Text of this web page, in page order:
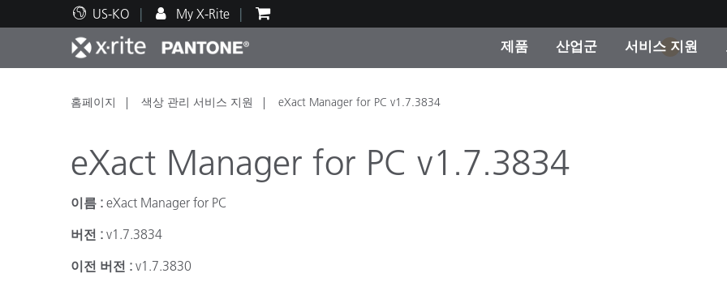
US-KO My X-Rite
제품
주요 제품 제품 카테고리
온라인 스토어
산업군
인쇄 및 패키징
자동차
페인트 및 코팅
OEM 디스플레이 및 프
서비스 지원
기술 지원 서비스 및 유지보수
교육 리소스 교육
1
홈페이지 색상 관리 서비스 지원 eXact Manager for PC v1.7.3834
eXact Manager for PC v1.7.3834
이름 : eXact Manager for PC
버전 : v1.7.3834
이전 버전 : v1.7.3830